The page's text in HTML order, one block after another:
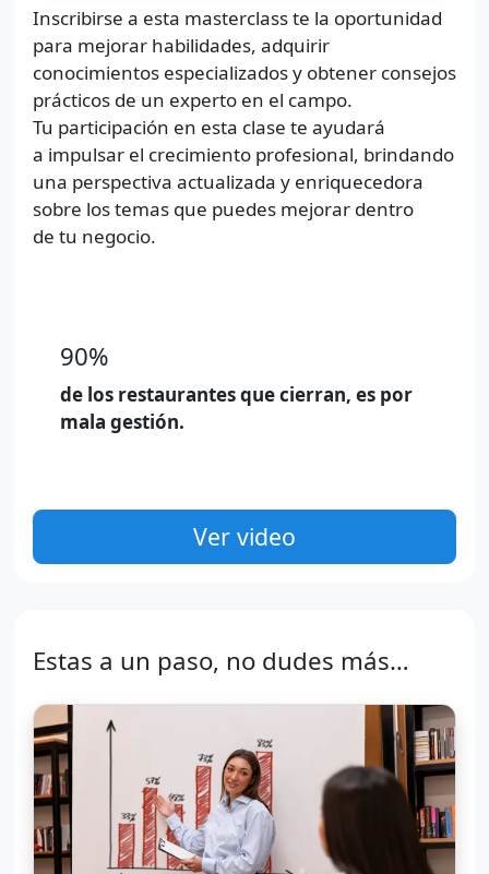
Inscribirse a esta masterclass te la oportunidad
para mejorar habilidades, adquirir
conocimientos especializados y obtener consejos
prácticos de un experto en el campo.
Tu participación en esta clase te ayudará
a impulsar el crecimiento profesional, brindando
una perspectiva actualizada y enriquecedora
sobre los temas que puedes mejorar dentro
de tu negocio.
90%
de los restaurantes que cierran, es por
mala gestión.
Ver video
Estas a un paso, no dudes más…